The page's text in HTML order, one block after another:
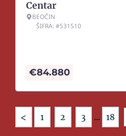
Centar
BEOČIN
ŠIFRA: #531510
€84.880
< 1 2 3 ... 18